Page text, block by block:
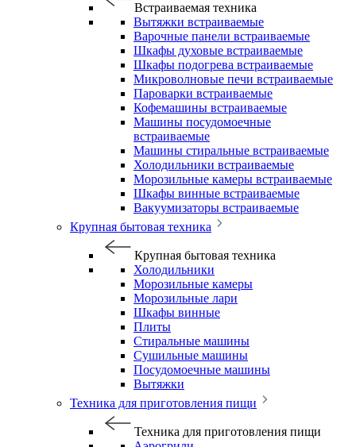
Встраиваемая техника
Вытяжки встраиваемые
Варочные панели встраиваемые
Шкафы духовые встраиваемые
Шкафы подогрева встраиваемые
Микроволновые печи встраиваемые
Пароварки встраиваемые
Кофемашины встраиваемые
Машины посудомоечные
встраиваемые
Машины стиральные встраиваемые
Холодильники встраиваемые
Морозильные камеры встраиваемые
Шкафы винные встраиваемые
Вакуумизаторы встраиваемые
Крупная бытовая техника
Крупная бытовая техника
Холодильники
Морозильные камеры
Морозильные лари
Шкафы винные
Плиты
Стиральные машины
Сушильные машины
Посудомоечные машины
Вытяжки
Техника для приготовления пищи
Техника для приготовления пищи